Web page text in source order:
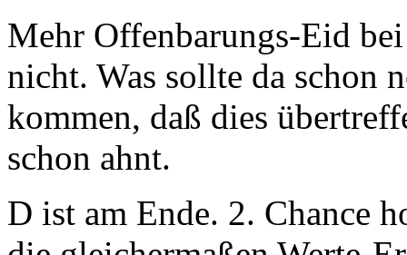
Mehr Offenbarungs-Eid
nicht. Was sollte da schon
kommen, daß dies
schon ahnt.
D ist am Ende. 2. Chance